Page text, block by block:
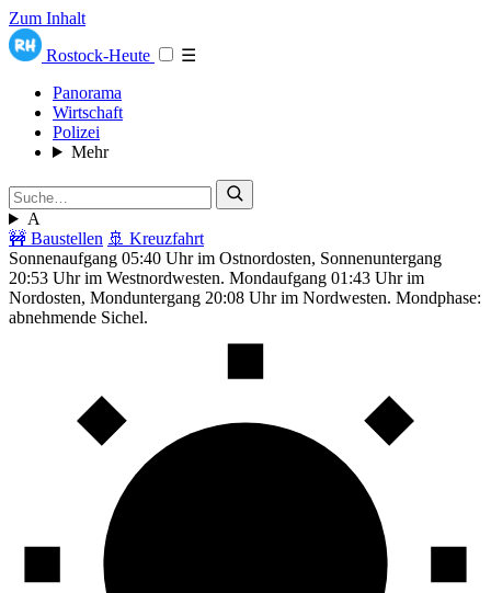
Zum Inhalt
Rostock-Heute
☰
Panorama
Wirtschaft
Polizei
Mehr
A
🚧 Baustellen 🚢 Kreuzfahrt
Sonnenaufgang 05:40 Uhr im Ostnordosten, Sonnenuntergang
20:53 Uhr im Westnordwesten. Mondaufgang 01:43 Uhr im
Nordosten, Monduntergang 20:08 Uhr im Nordwesten. Mondphase:
abnehmende Sichel.